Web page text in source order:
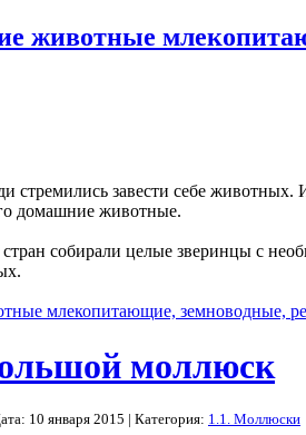
животные
стремились завести себе
домашние животные.
собирали целые зверинцы с
млекопитающие, земноводные,
моллюск
10 января 2015 | Категория: 1.1. Моллюски